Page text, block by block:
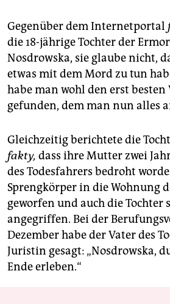
Gegenüber dem Internetportal
die 18-jährige Tochter der
Nosdrowska, sie glaube nicht,
etwas mit dem Mord zu tun
habe man wohl den erst besten
gefunden, dem man nun alles
Gleichzeitig berichtete die
fakty, dass ihre Mutter zwei
des Todesfahrers bedroht
Sprengkörper in die Wohnung
geworfen und auch die Tochter
angegriffen. Bei der
Dezember habe der Vater des
Juristin gesagt: „Nosdrowska,
Ende erleben.“